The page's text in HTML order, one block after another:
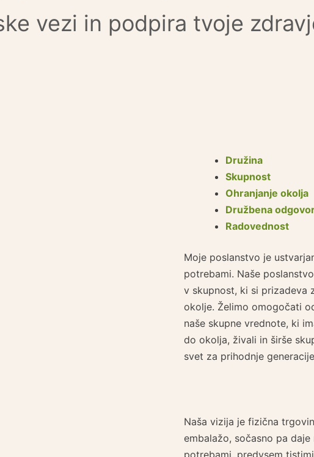
vezi in podpira tvoje
Družina
Skupnost
Ohranjanje okolja
Družbena
Radovednost
Moje poslanstvo je
potrebami. Naše
v skupnost, ki si prizadeva
okolje. Želimo omogočati
naše skupne vrednote, ki
do okolja, živali in širše
svet za prihodnje
Naša vizija je fizična
embalažo, sočasno pa
potrebami, predvsem